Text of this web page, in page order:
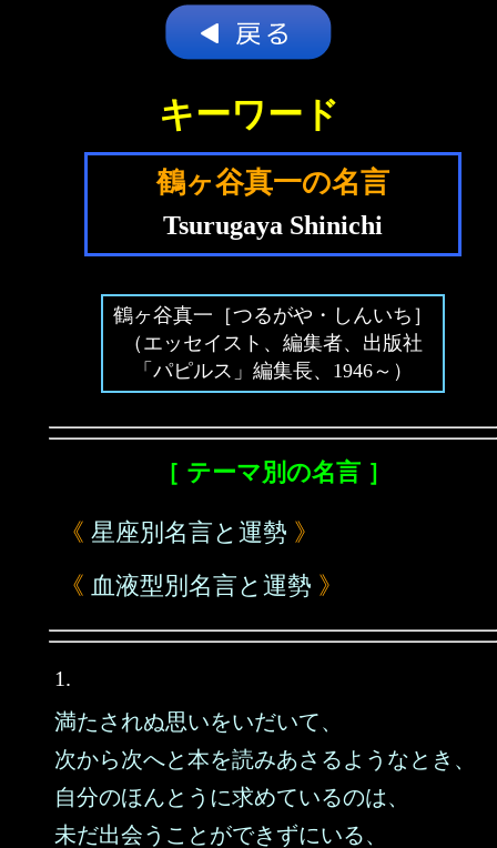
キーワード
鶴ヶ谷真一の名言
Tsurugaya Shinichi
鶴ヶ谷真一［つるがや・しんいち］
（エッセイスト、編集者、出版社
「パピルス」編集長、1946～）
［ テーマ別の名言 ］
《 星座別名言と運勢 》
《 血液型別名言と運勢 》
1.
満たされぬ思いをいだいて、
次から次へと本を読みあさるようなとき、
自分のほんとうに求めているのは、
未だ出会うことができずにいる、